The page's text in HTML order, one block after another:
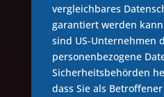
vergleichbares
garantiert werden
sind US-Unternehmen
personenbezogene
Sicherheitsbehörden
dass Sie als